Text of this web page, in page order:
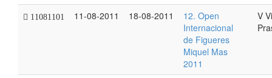
11081101 11-08-2011 18-08-2011
12. Open
Internacional
de Figueres
Miquel Mas
2011
V